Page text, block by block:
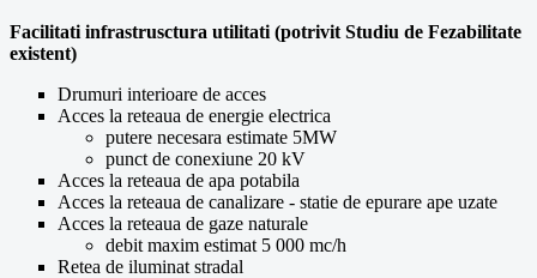
Facilitati infrastrusctura utilitati (potrivit Studiu de Fezabilitate
existent)
Drumuri interioare de acces
Acces la reteaua de energie electrica
putere necesara estimate 5MW
punct de conexiune 20 kV
Acces la reteaua de apa potabila
Acces la reteaua de canalizare - statie de epurare ape uzate
Acces la reteaua de gaze naturale
debit maxim estimat 5 000 mc/h
Retea de iluminat stradal